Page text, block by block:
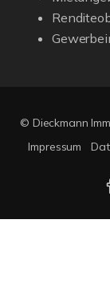
© Dieckmann
Impressum